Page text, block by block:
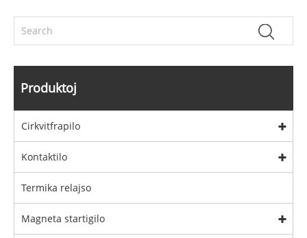
Produktoj
Cirkvitfrapilo
Kontaktilo
Termika relajso
Magneta startigilo